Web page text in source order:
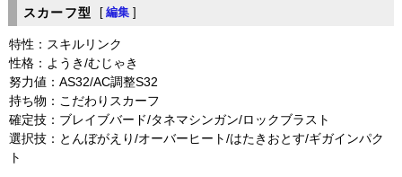
スカーフ型 [ 編集 ]
特性：スキルリンク
性格：ようき/むじゃき
努力値：AS32/AC調整S32
持ち物：こだわりスカーフ
確定技：ブレイブバード/タネマシンガン/ロックブラスト
選択技：とんぼがえり/オーバーヒート/はたきおとす/ギガインパク
ト